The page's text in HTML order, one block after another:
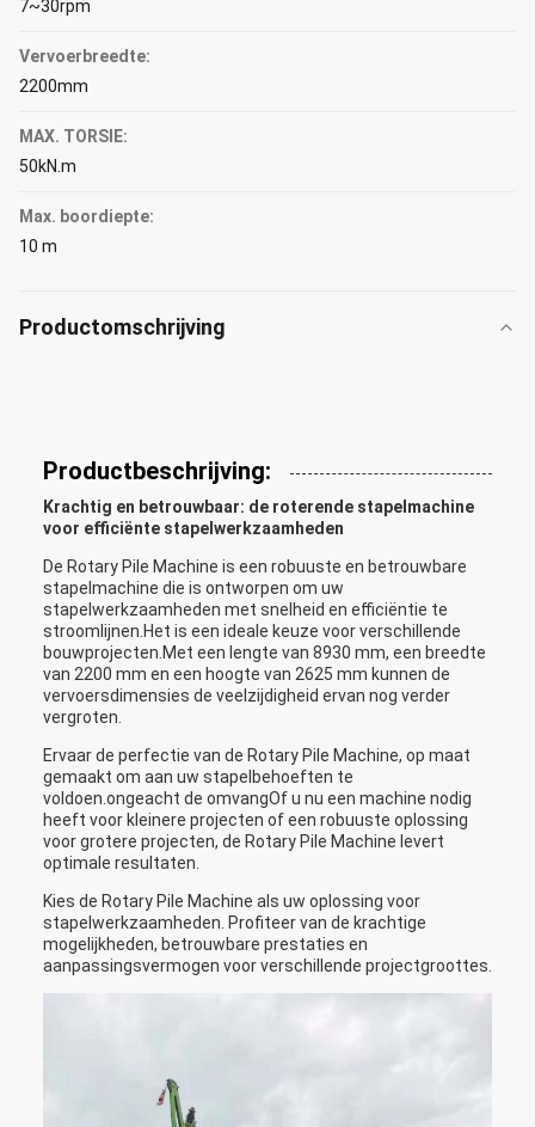
7~30rpm
Vervoerbreedte:
2200mm
MAX. TORSIE:
50kN.m
Max. boordiepte:
10 m
Productomschrijving
Productbeschrijving:
Krachtig en betrouwbaar: de roterende stapelmachine
voor efficiënte stapelwerkzaamheden
De Rotary Pile Machine is een robuuste en betrouwbare
stapelmachine die is ontworpen om uw
stapelwerkzaamheden met snelheid en efficiëntie te
stroomlijnen.Het is een ideale keuze voor verschillende
bouwprojecten.Met een lengte van 8930 mm, een breedte
van 2200 mm en een hoogte van 2625 mm kunnen de
vervoersdimensies de veelzijdigheid ervan nog verder
vergroten.
Ervaar de perfectie van de Rotary Pile Machine, op maat
gemaakt om aan uw stapelbehoeften te
voldoen.ongeacht de omvangOf u nu een machine nodig
heeft voor kleinere projecten of een robuuste oplossing
voor grotere projecten, de Rotary Pile Machine levert
optimale resultaten.
Kies de Rotary Pile Machine als uw oplossing voor
stapelwerkzaamheden. Profiteer van de krachtige
mogelijkheden, betrouwbare prestaties en
aanpassingsvermogen voor verschillende projectgroottes.